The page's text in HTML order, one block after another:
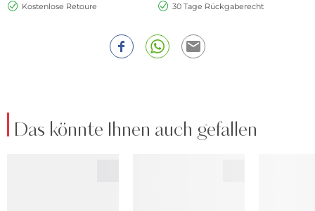
Kostenlose Retoure
30 Tage Rückgaberecht
Das könnte Ihnen auch gefallen